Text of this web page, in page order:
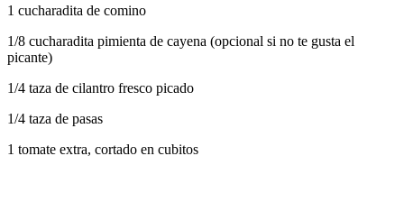
1 cucharadita de comino
1/8 cucharadita pimienta de cayena (opcional si no te gusta el
picante)
1/4 taza de cilantro fresco picado
1/4 taza de pasas
1 tomate extra, cortado en cubitos